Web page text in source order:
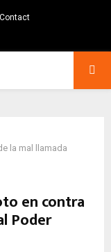
Contact
la mal llamada
en contra
Poder